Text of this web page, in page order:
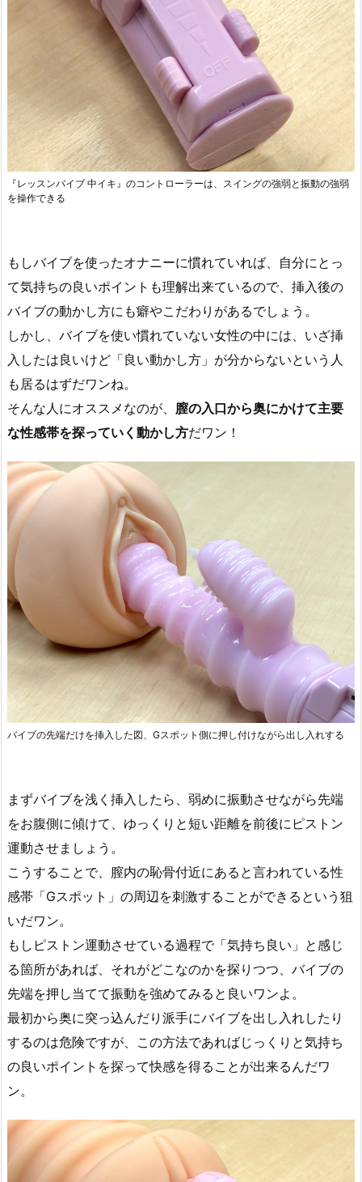
『レッスンバイブ 中イキ』のコントローラーは、スイングの強弱と振動の強弱
を操作できる
もしバイブを使ったオナニーに慣れていれば、自分にとっ
て気持ちの良いポイントも理解出来ているので、挿入後の
バイブの動かし方にも癖やこだわりがあるでしょう。
しかし、バイブを使い慣れていない女性の中には、いざ挿
入したは良いけど「良い動かし方」が分からないという人
も居るはずだワンね。
そんな人にオススメなのが、 膣の入口から奥にかけて主要
な性感帯を探っていく動かし方だワン！
バイブの先端だけを挿入した図、Gスポット側に押し付けながら出し入れする
まずバイブを浅く挿入したら、弱めに振動させながら先端
をお腹側に傾けて、ゆっくりと短い距離を前後にピストン
運動させましょう。
こうすることで、膣内の恥骨付近にあると言われている性
感帯「Gスポット」の周辺を刺激することができるという狙
いだワン。
もしピストン運動させている過程で「気持ち良い」と感じ
る箇所があれば、それがどこなのかを探りつつ、バイブの
先端を押し当てて振動を強めてみると良いワンよ。
最初から奥に突っ込んだり派手にバイブを出し入れしたり
するのは危険ですが、この方法であればじっくりと気持ち
の良いポイントを探って快感を得ることが出来るんだワ
ン。